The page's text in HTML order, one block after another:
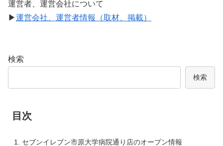
運営者、運営会社について
▶運営会社、運営者情報（取材、掲載）
検索
検索
目次
セブンイレブン市原大学病院通り店のオープン情報